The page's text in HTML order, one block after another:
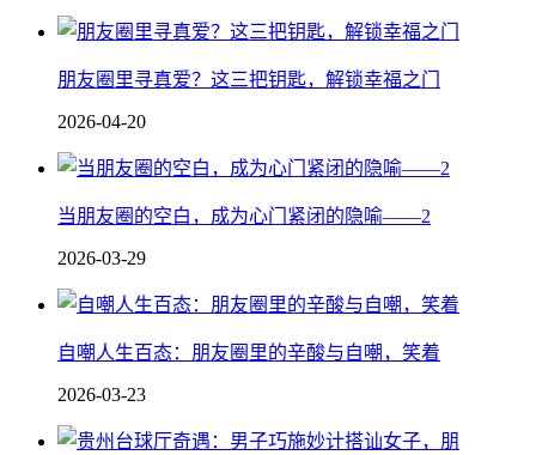
朋友圈里寻真爱？这三把钥匙，解锁幸福之门
2026-04-20
当朋友圈的空白，成为心门紧闭的隐喻——2
2026-03-29
自嘲人生百态：朋友圈里的辛酸与自嘲，笑着
2026-03-23